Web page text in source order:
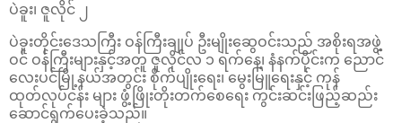
ပဲခူး၊ ဇူလိုင် ၂
ပဲခူးတိုင်းဒေသကြီး ဝန်ကြီးချုပ် ဦးမျိုးဆွေဝင်းသည် အစိုးရအဖွဲ့
ဝင် ဝန်ကြီးများနှင့်အတူ ဇူလိုင်လ ၁ ရက်နေ့၊ နံနက်ပိုင်းက ညောင်
လေးပင်မြို့နယ်အတွင်း စိုက်ပျိုးရေး၊ မွေးမြူရေးနှင့် ကုန်
ထုတ်လုပ်ငန်း များ ဖွံ့ဖြိုးတိုးတက်စေရေး ကွင်းဆင်းဖြည့်ဆည်း
ဆောင်ရွက်ပေးခဲ့သည်။